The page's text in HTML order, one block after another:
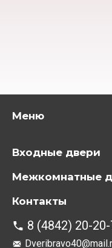
Меню
Входные двери
Межкомнатные
Контакты
8 (4842) 20-